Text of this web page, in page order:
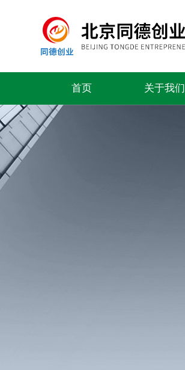
首页 关于我们